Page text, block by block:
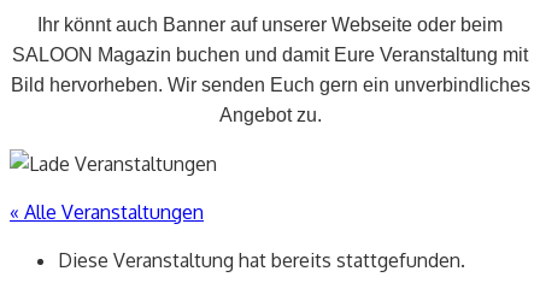
Ihr könnt auch Banner auf unserer Webseite oder beim
SALOON Magazin buchen und damit Eure Veranstaltung mit
Bild hervorheben. Wir senden Euch gern ein unverbindliches
Angebot zu.
« Alle Veranstaltungen
Diese Veranstaltung hat bereits stattgefunden.